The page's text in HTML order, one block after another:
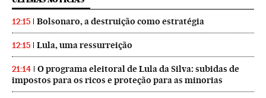
12:15 Bolsonaro, a destruição como estratégia
12:15 Lula, uma ressurreição
21:14
O programa eleitoral de Lula da Silva: subidas de
impostos para os ricos e proteção para as minorias